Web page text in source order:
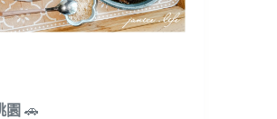
園 🚗